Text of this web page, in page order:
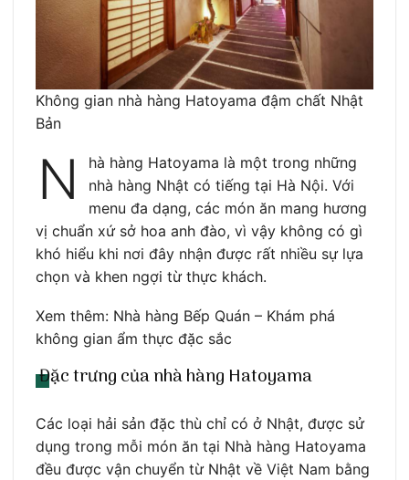
Không gian nhà hàng Hatoyama đậm chất Nhật
Bản
N
hà hàng Hatoyama là một trong những
nhà hàng Nhật có tiếng tại Hà Nội. Với
menu đa dạng, các món ăn mang hương
vị chuẩn xứ sở hoa anh đào, vì vậy không có gì
khó hiểu khi nơi đây nhận được rất nhiều sự lựa
chọn và khen ngợi từ thực khách.
Xem thêm: Nhà hàng Bếp Quán – Khám phá
không gian ẩm thực đặc sắc
Đặc trưng của nhà hàng Hatoyama
Các loại hải sản đặc thù chỉ có ở Nhật, được sử
dụng trong mỗi món ăn tại Nhà hàng Hatoyama
đều được vận chuyển từ Nhật về Việt Nam bằng